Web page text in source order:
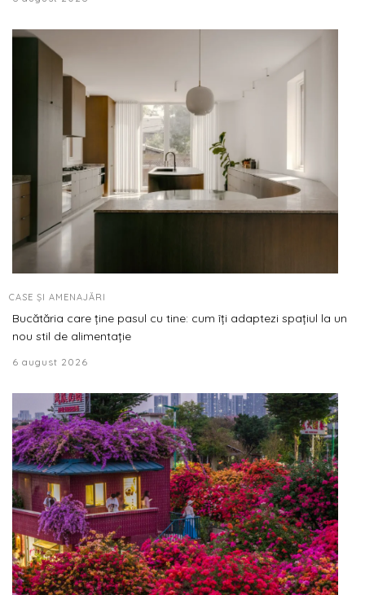
CASE ȘI AMENAJĂRI
Bucătăria care ține pasul cu tine: cum îți adaptezi spațiul la un
nou stil de alimentație
6 august 2026